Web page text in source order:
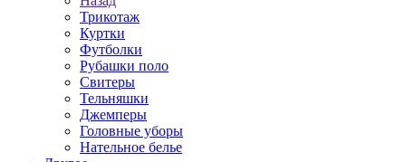
Трикотаж
Куртки
Футболки
Рубашки поло
Свитеры
Тельняшки
Джемперы
Головные уборы
Нательное белье